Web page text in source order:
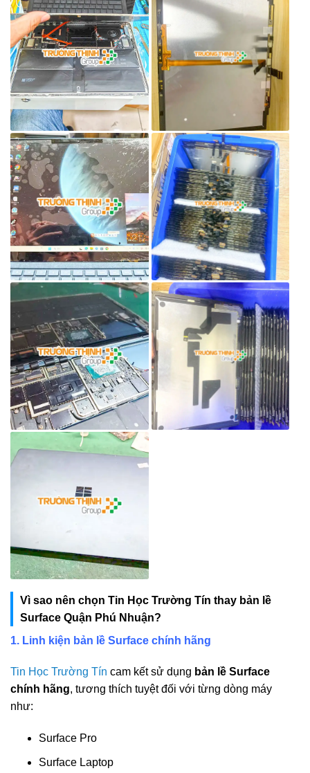
Vì sao nên chọn Tin Học Trường Tín thay bản lề
Surface Quận Phú Nhuận?
1. Linh kiện bản lề Surface chính hãng
Tin Học Trường Tín cam kết sử dụng bản lề Surface
chính hãng, tương thích tuyệt đối với từng dòng máy
như:
Surface Pro
Surface Laptop